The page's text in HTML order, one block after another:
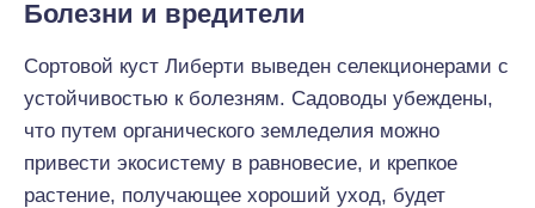
Болезни и вредители
Сортовой куст Либерти выведен селекционерами с
устойчивостью к болезням. Садоводы убеждены,
что путем органического земледелия можно
привести экосистему в равновесие, и крепкое
растение, получающее хороший уход, будет